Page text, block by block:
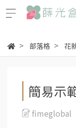
部落格 花
簡易示
fimeglobal